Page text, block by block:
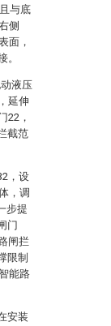
与底
侧
面，
。
液压
延伸
22，
截范
，设
，调
步提
门
闸拦
限制
能路
安装